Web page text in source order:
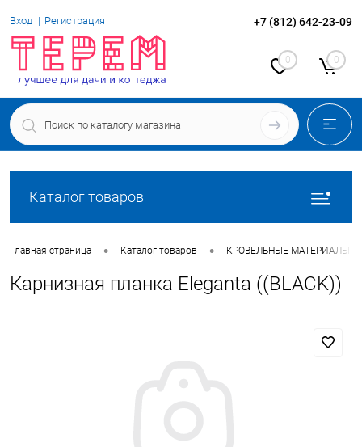
Вход Регистрация +7 (812) 642-23-09
0 0
Каталог товаров
Главная страница • Каталог товаров • КРОВЕЛЬНЫЕ МАТЕРИАЛЫ
Карнизная планка Eleganta ((BLACK))